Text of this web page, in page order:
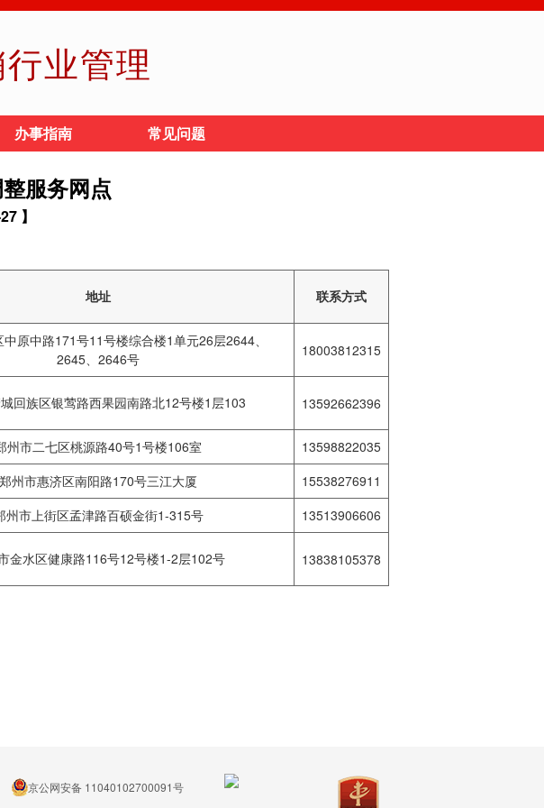
业管理
办事指南 常见问题
服务网点
】
地址 联系方式
原中路171号11号楼综合楼1单元26层2644、
2645、2646号
18003812315
回族区银莺路西果园南路北12号楼1层103 13592662396
州市二七区桃源路40号1号楼106室
13598822035
郑州市惠济区南阳路170号三江大厦
15538276911
州市上街区孟津路百硕金街1-315号 13513906606
金水区健康路116号12号楼1-2层102号 13838105378
京公网安备 11040102700091号